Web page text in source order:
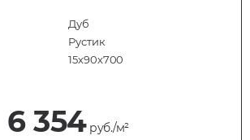
Дуб
Рустик
15х90х700
6 354руб./м²